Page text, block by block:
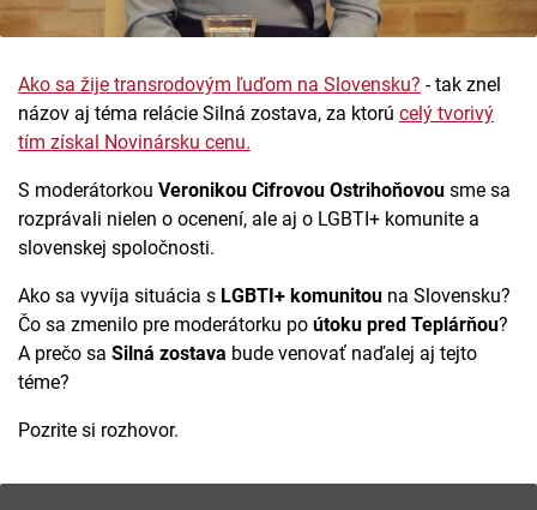
Ako sa žije transrodovým ľuďom na Slovensku? - tak znel
názov aj téma relácie Silná zostava, za ktorú celý tvorivý
tím získal Novinársku cenu.
S moderátorkou Veronikou Cifrovou Ostrihoňovou sme sa
rozprávali nielen o ocenení, ale aj o LGBTI+ komunite a
slovenskej spoločnosti.
Ako sa vyvíja situácia s LGBTI+ komunitou na Slovensku?
Čo sa zmenilo pre moderátorku po útoku pred Teplárňou?
A prečo sa Silná zostava bude venovať naďalej aj tejto
téme?
Pozrite si rozhovor.